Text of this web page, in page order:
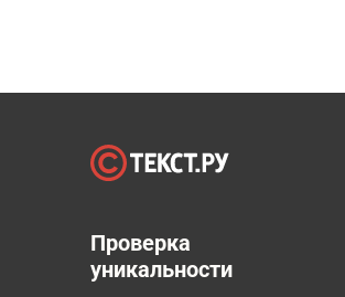
Проверка
уникальности